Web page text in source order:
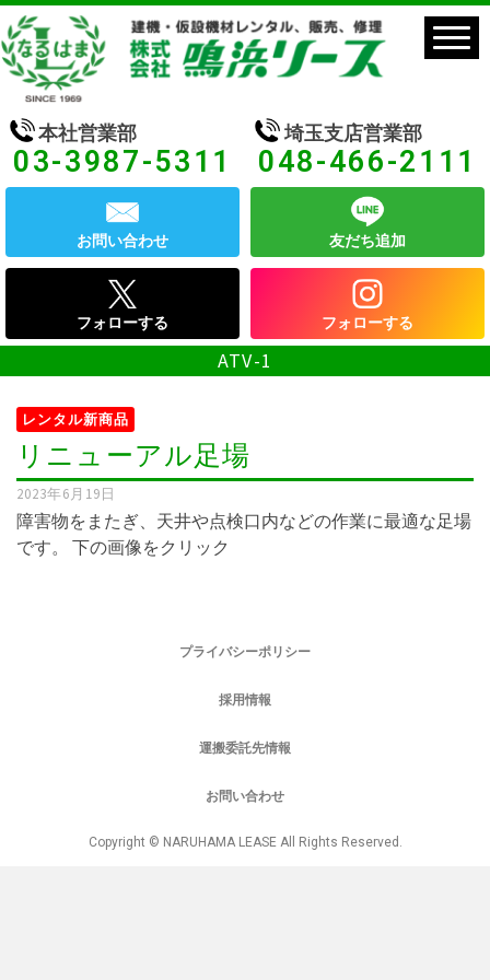
本社営業部
03-3987-5311
埼玉支店営業部
048-466-2111
お問い合わせ 友だち追加
フォローする フォローする
ATV-1
レンタル新商品
リニューアル足場
2023年6月19日
障害物をまたぎ、天井や点検口内などの作業に最適な足場
です。 下の画像をクリック
プライバシーポリシー
採用情報
運搬委託先情報
お問い合わせ
Copyright © NARUHAMA LEASE All Rights Reserved.